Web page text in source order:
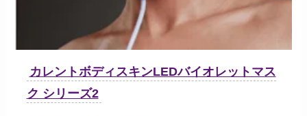
カレントボディスキンLEDバイオレットマス
ク シリーズ2